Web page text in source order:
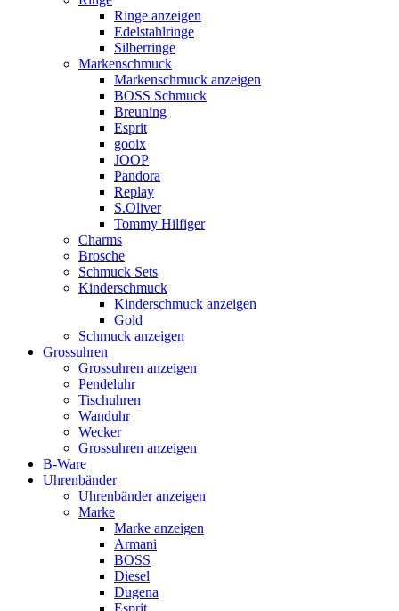
Ringe anzeigen
Edelstahlringe
Silberringe
Markenschmuck
Markenschmuck anzeigen
BOSS Schmuck
Breuning
Esprit
gooix
JOOP
Pandora
Replay
S.Oliver
Tommy Hilfiger
Charms
Brosche
Schmuck Sets
Kinderschmuck
Kinderschmuck anzeigen
Gold
Schmuck anzeigen
Grossuhren
Grossuhren anzeigen
Pendeluhr
Tischuhren
Wanduhr
Wecker
Grossuhren anzeigen
B-Ware
Uhrenbänder
Uhrenbänder anzeigen
Marke
Marke anzeigen
Armani
BOSS
Diesel
Dugena
Esprit